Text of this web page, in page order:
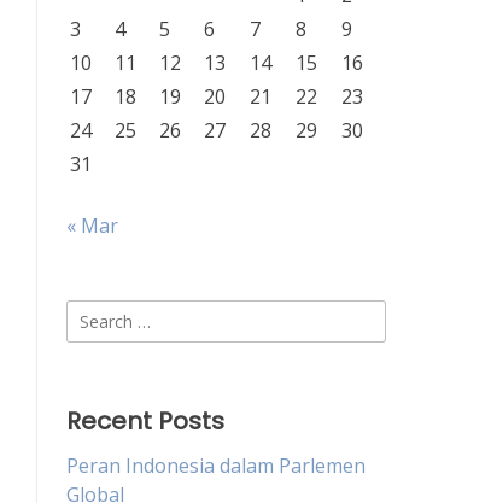
3
4 5 6 7 8
9
10
11 12 13 14 15
16
17
18 19 20 21 22
23
24
25 26 27 28 29
30
31
« Mar
Search
for:
Recent Posts
Peran Indonesia dalam Parlemen
Global